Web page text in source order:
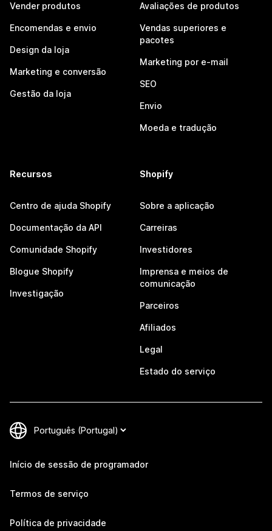
Vender produtos
Encomendas e envio
Design da loja
Marketing e conversão
Gestão da loja
Avaliações de produtos
Vendas superiores e
pacotes
Marketing por e-mail
SEO
Envio
Moeda e tradução
Recursos
Centro de ajuda Shopify
Documentação da API
Comunidade Shopify
Blogue Shopify
Investigação
Shopify
Sobre a aplicação
Carreiras
Investidores
Imprensa e meios de
comunicação
Parceiros
Afiliados
Legal
Estado do serviço
Início de sessão de programador
Termos de serviço
Política de privacidade